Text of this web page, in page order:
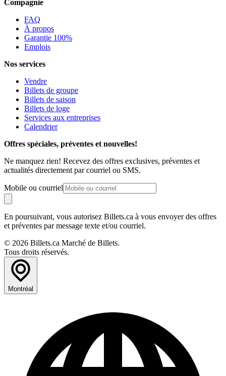
Compagnie
FAQ
À propos
Garantie 100%
Emplois
Nos services
Vendre
Billets de groupe
Billets de saison
Billets de loge
Services aux entreprises
Calendrier
Offres spéciales, préventes et nouvelles!
Ne manquez rien! Recevez des offres exclusives, préventes et
actualités directement par courriel ou SMS.
Mobile ou courriel
En poursuivant, vous autorisez Billets.ca à vous envoyer des offres
et préventes par message texte et/ou courriel.
© 2026 Billets.ca Marché de Billets.
Tous droits réservés.
Montréal